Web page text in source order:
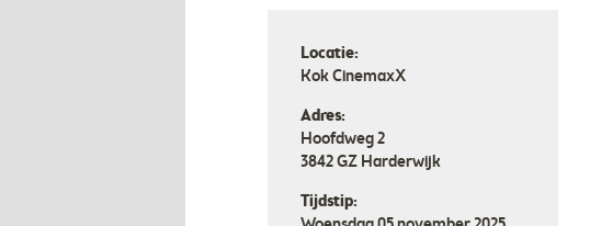
Locatie:
Kok CinemaxX
Adres:
Hoofdweg 2
3842 GZ Harderwijk
Tijdstip: